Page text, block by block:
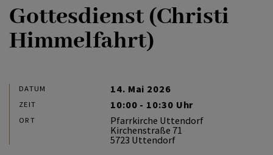
Gottesdienst (Christi
Himmelfahrt)
DATUM 14. Mai 2026
ZEIT 10:00 - 10:30 Uhr
ORT
Pfarrkirche Uttendorf
Kirchenstraße 71
5723 Uttendorf